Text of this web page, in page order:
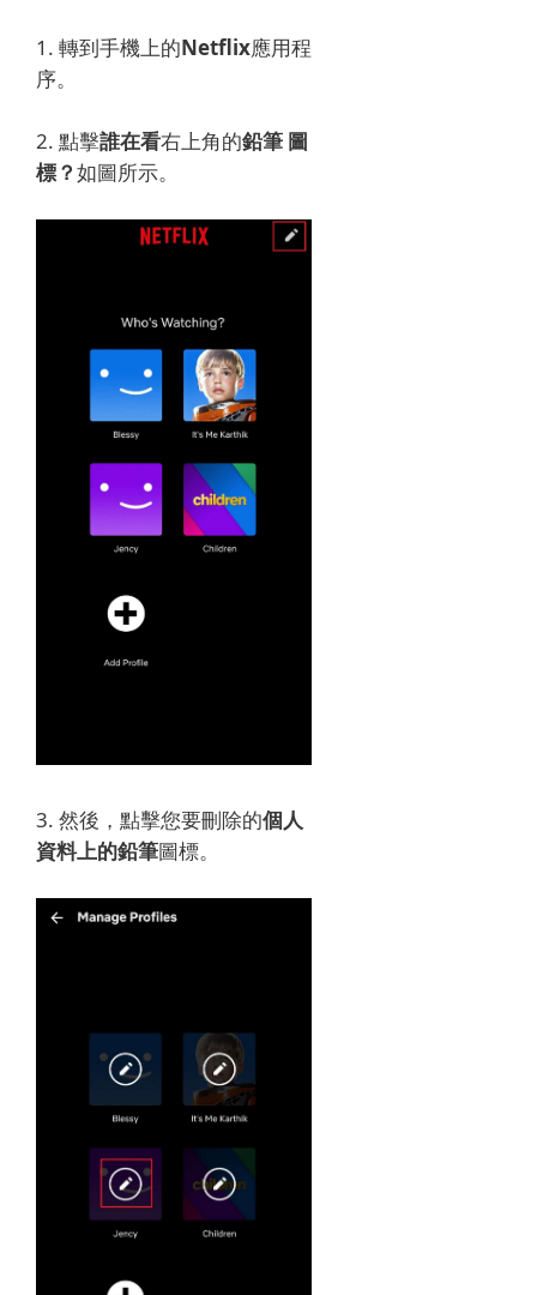
1. 轉到手機上的Netflix應用程
序。
2. 點擊誰在看右上角的鉛筆 圖
標？如圖所示。
3. 然後，點擊您要刪除的個人
資料上的鉛筆圖標。